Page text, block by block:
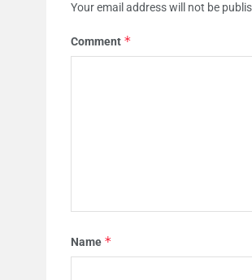
Your email address will not be
Comment *
Name *